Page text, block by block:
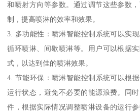
和喷射方向等参数。通过调节这些参数
制，提高喷淋的效率和效果。
3. 多功能性：喷淋智能控制系统可以实
循环喷淋、间歇喷淋等。用户可以根据
式，以达到佳的喷淋效果。
4. 节能环保：喷淋智能控制系统可以根
运行状态，避免不必要的能源浪费。同
件，根据实际情况调整喷淋设备的运行